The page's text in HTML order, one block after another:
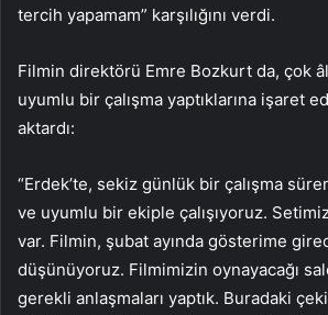
tercih yapamam” karşılığını verdi.
Filmin direktörü Emre Bozkurt da, çok
uyumlu bir çalışma yaptıklarına işaret
aktardı:
“Erdek’te, sekiz günlük bir çalışma
ve uyumlu bir ekiple çalışıyoruz.
var. Filmin, şubat ayında gösterime
düşünüyoruz. Filmimizin oynayacağı
gerekli anlaşmaları yaptık. Buradaki